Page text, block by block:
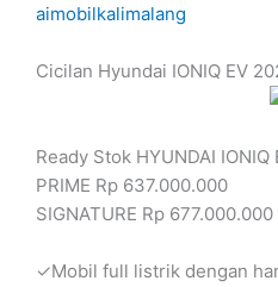
aimobilkalimalang
Cicilan Hyundai IONIQ EV
Ready Stok HYUNDAI IONIQ
PRIME Rp 637.000.000
SIGNATURE Rp 677.000.000
✓Mobil full listrik dengan